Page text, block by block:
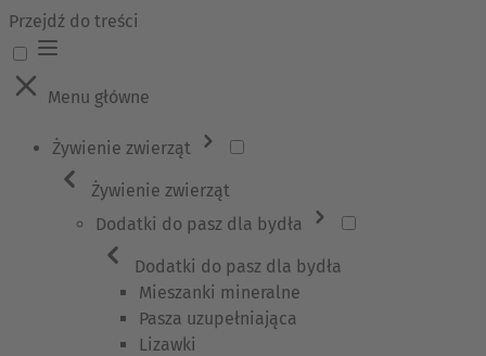
Przejdź do treści
Menu główne
Żywienie zwierząt
Żywienie zwierząt
Dodatki do pasz dla bydła
Dodatki do pasz dla bydła
Mieszanki mineralne
Pasza uzupełniająca
Lizawki